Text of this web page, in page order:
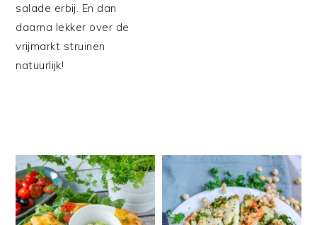
salade erbij. En dan
daarna lekker over de
vrijmarkt struinen
natuurlijk!